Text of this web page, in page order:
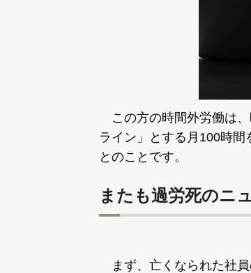
この方の時間外労働は
ライン」とする月100時
とのことです。
またも過労死のニ
まず、亡くなられた社員